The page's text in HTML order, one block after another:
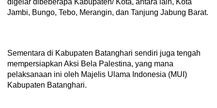
digelar dibeberapa Kabupaten/ Kota, antara lain, Kota
Jambi, Bungo, Tebo, Merangin, dan Tanjung Jabung Barat.
Sementara di Kabupaten Batanghari sendiri juga tengah
mempersiapkan Aksi Bela Palestina, yang mana
pelaksanaan ini oleh Majelis Ulama Indonesia (MUI)
Kabupaten Batanghari.